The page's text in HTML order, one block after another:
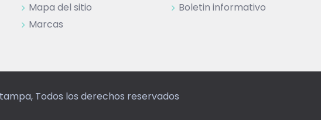
Mapa del sitio
Marcas
Boletin informativo
Todos los derechos reservados